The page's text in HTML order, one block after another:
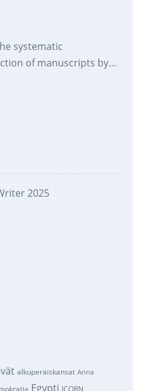
systematic
of manuscripts by
2025
alkuperäiskansat Anna
Egypti ICORN